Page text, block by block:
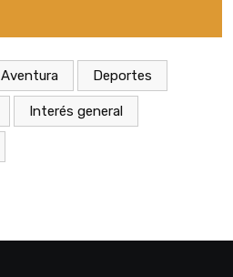
Aventura Deportes
Interés general